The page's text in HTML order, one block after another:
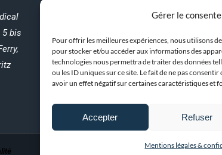
Gérer le
Pour offrir les meilleures expériences, nous utilisons
pour stocker et/ou accéder aux informations des
technologies nous permettra de traiter des données
ou les ID uniques sur ce site. Le fait de ne pas
avoir un effet négatif sur certaines caractéristiques et
Accepter Refuser
Mentions légales &
5 bis